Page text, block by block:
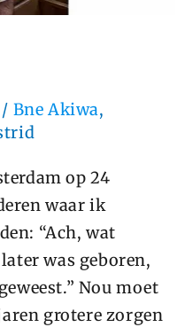
/ Bne Akiwa,
op 24
waar ik
“Ach, wat
was geboren,
Nou moet
grotere zorgen